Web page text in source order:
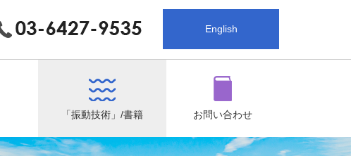
English
「振動技術」/書籍 お問い合わせ